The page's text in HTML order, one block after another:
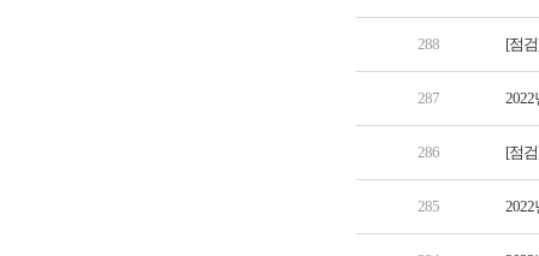
288 [점
287 2022
286 [점
285 2022